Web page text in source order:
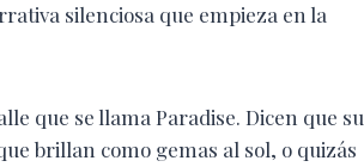
silenciosa que empieza en la
que se llama Paradise. Dicen que su
brillan como gemas al sol, o quizás